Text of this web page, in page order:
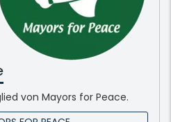
von Mayors for Peace.